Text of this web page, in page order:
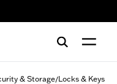
& Storage/Locks & Keys